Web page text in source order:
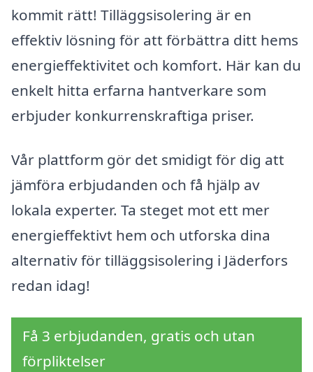
kommit rätt! Tilläggsisolering är en
effektiv lösning för att förbättra ditt hems
energieffektivitet och komfort. Här kan du
enkelt hitta erfarna hantverkare som
erbjuder konkurrenskraftiga priser.
Vår plattform gör det smidigt för dig att
jämföra erbjudanden och få hjälp av
lokala experter. Ta steget mot ett mer
energieffektivt hem och utforska dina
alternativ för tilläggsisolering i Jäderfors
redan idag!
Få 3 erbjudanden, gratis och utan
förpliktelser